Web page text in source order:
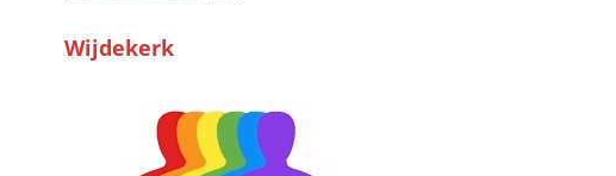
Wijdekerk